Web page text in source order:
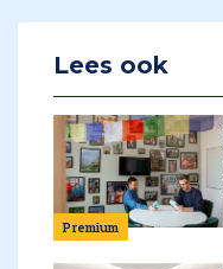
Lees ook
Premium